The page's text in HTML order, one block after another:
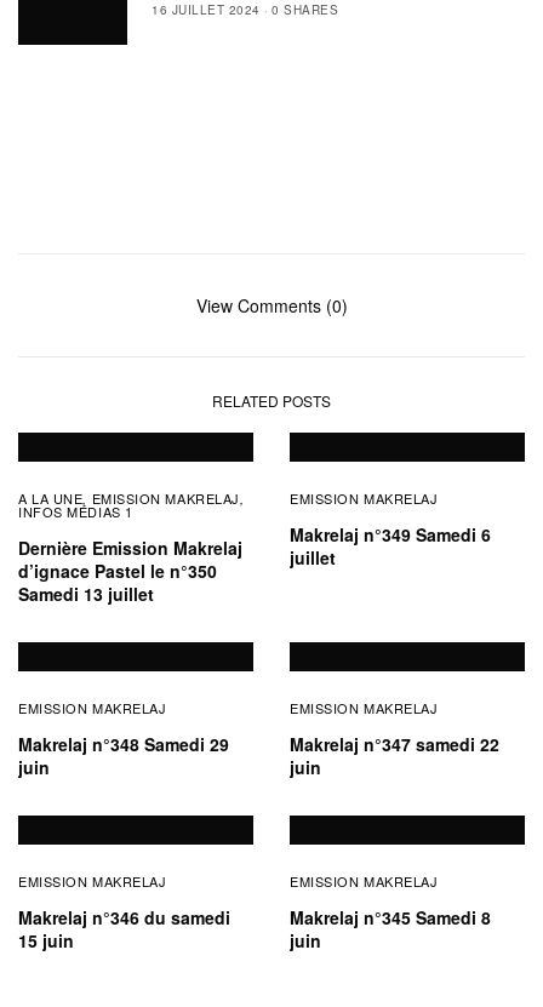
16 JUILLET 2024 0 SHARES
View Comments (0)
RELATED POSTS
A LA UNE, EMISSION MAKRELAJ,
INFOS MÉDIAS 1
Dernière Emission Makrelaj
d’ignace Pastel le n°350
Samedi 13 juillet
EMISSION MAKRELAJ
Makrelaj n°349 Samedi 6
juillet
EMISSION MAKRELAJ
Makrelaj n°348 Samedi 29
juin
EMISSION MAKRELAJ
Makrelaj n°347 samedi 22
juin
EMISSION MAKRELAJ
Makrelaj n°346 du samedi
15 juin
EMISSION MAKRELAJ
Makrelaj n°345 Samedi 8
juin